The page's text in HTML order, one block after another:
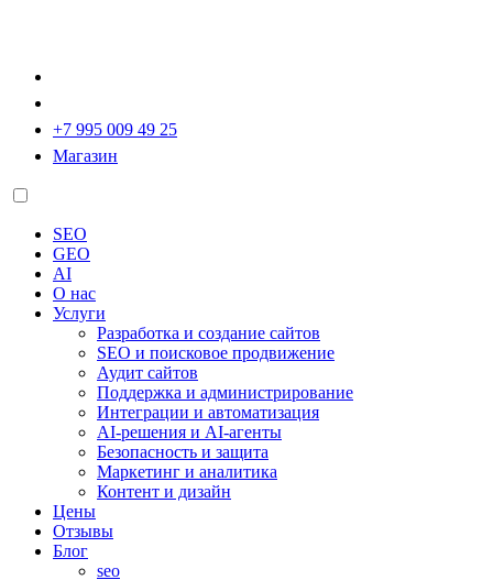
+7 995 009 49 25
Магазин
SEO
GEO
AI
О нас
Услуги
Разработка и создание сайтов
SEO и поисковое продвижение
Аудит сайтов
Поддержка и администрирование
Интеграции и автоматизация
AI-решения и AI-агенты
Безопасность и защита
Маркетинг и аналитика
Контент и дизайн
Цены
Отзывы
Блог
seo